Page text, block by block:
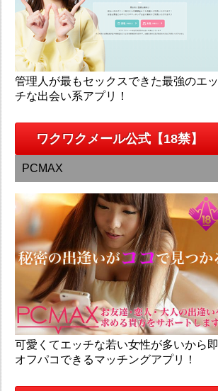
管理人が最もセックスできた最強のエッ
チな出会い系アプリ！
ワクワクメール公式【18禁】
PCMAX
可愛くてエッチな若い女性が多いから即
オフパコできるマッチングアプリ！